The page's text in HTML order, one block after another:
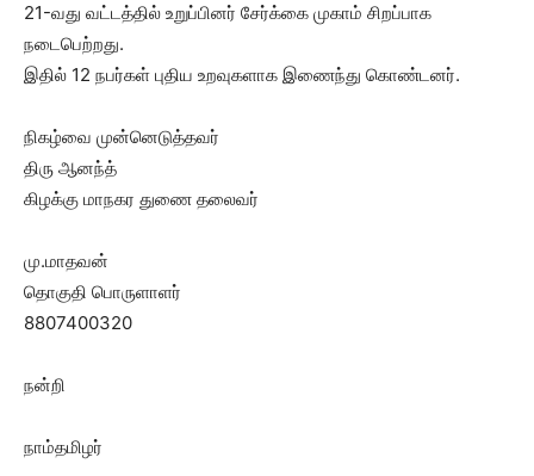
21-வது வட்டத்தில் உறுப்பினர் சேர்க்கை முகாம் சிறப்பாக
நடைபெற்றது.
இதில் 12 நபர்கள் புதிய உறவுகளாக இணைந்து கொண்டனர்.
நிகழ்வை முன்னெடுத்தவர்
திரு ஆனந்த்
கிழக்கு மாநகர துணை தலைவர்
மு.மாதவன்
தொகுதி பொருளாளர்
8807400320
நன்றி
நாம்தமிழர்